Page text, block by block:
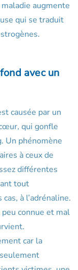
augmente
qui se traduit
avec un
causée par un
qui gonfle
Un phénomène
à ceux de
différentes
tout
à l’adrénaline.
connue et mal
car la